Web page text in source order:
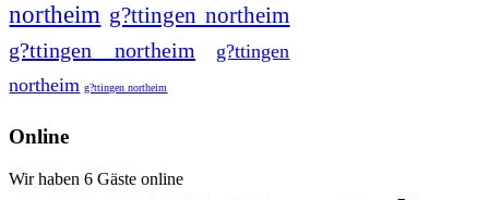
northeim g?ttingen northeim
g?ttingen northeim
g?ttingen
northeim g?ttingen northeim
Online
Wir haben 6 Gäste online